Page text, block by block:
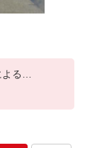
る
◎